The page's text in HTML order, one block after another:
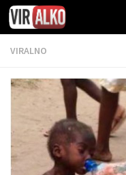
VIRALNO